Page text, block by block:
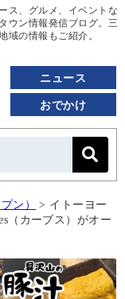
ス、グルメ、イベントな
ウン情報発信ブログ。三
域の情報もご紹介。
ニュース
おでかけ
ン） > イトーヨー
（カーブス）がオー